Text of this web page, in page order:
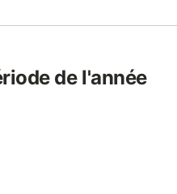
de l'année